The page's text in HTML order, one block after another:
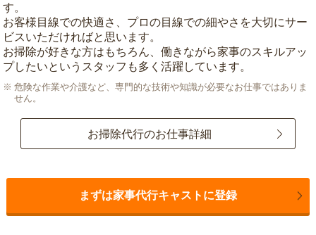
す。
お客様目線での快適さ、プロの目線での細やさを大切にサー
ビスいただければと思います。
お掃除が好きな方はもちろん、働きながら家事のスキルアッ
プしたいというスタッフも多く活躍しています。
危険な作業や介護など、専門的な技術や知識が必要なお仕事ではありま
せん。
お掃除代行のお仕事詳細
まずは家事代行キャストに登録